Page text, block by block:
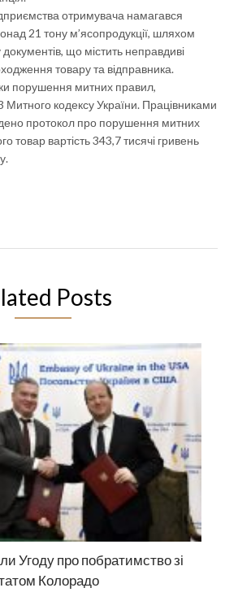
отримувача намагався
21 тону м’ясопродукції, шляхом
що містить неправдиві
товару та відправника.
порушення митних правил,
Митного кодексу України. Працівниками
протокол про порушення митних
товар вартість 343,7 тисячі гривень
Posts
Угоду про побратимство зі
Колорадо